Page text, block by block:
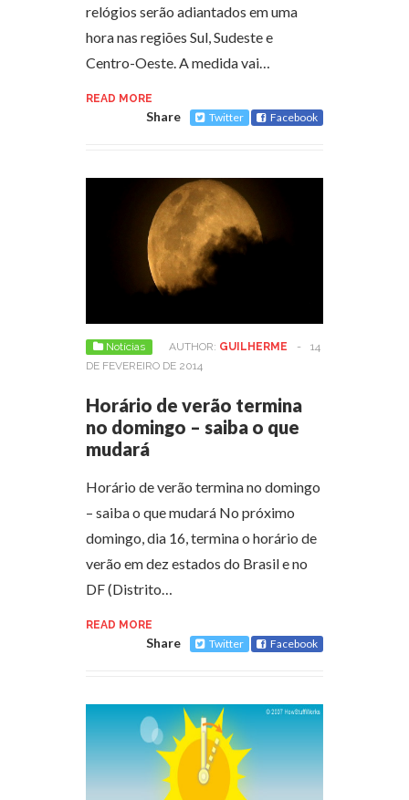
relógios serão adiantados em uma
hora nas regiões Sul, Sudeste e
Centro-Oeste. A medida vai…
READ MORE
Share Twitter Facebook
Notícias AUTHOR: GUILHERME -
14
DE FEVEREIRO DE 2014
Horário de verão termina
no domingo – saiba o que
mudará
Horário de verão termina no domingo
– saiba o que mudará No próximo
domingo, dia 16, termina o horário de
verão em dez estados do Brasil e no
DF (Distrito…
READ MORE
Share Twitter Facebook